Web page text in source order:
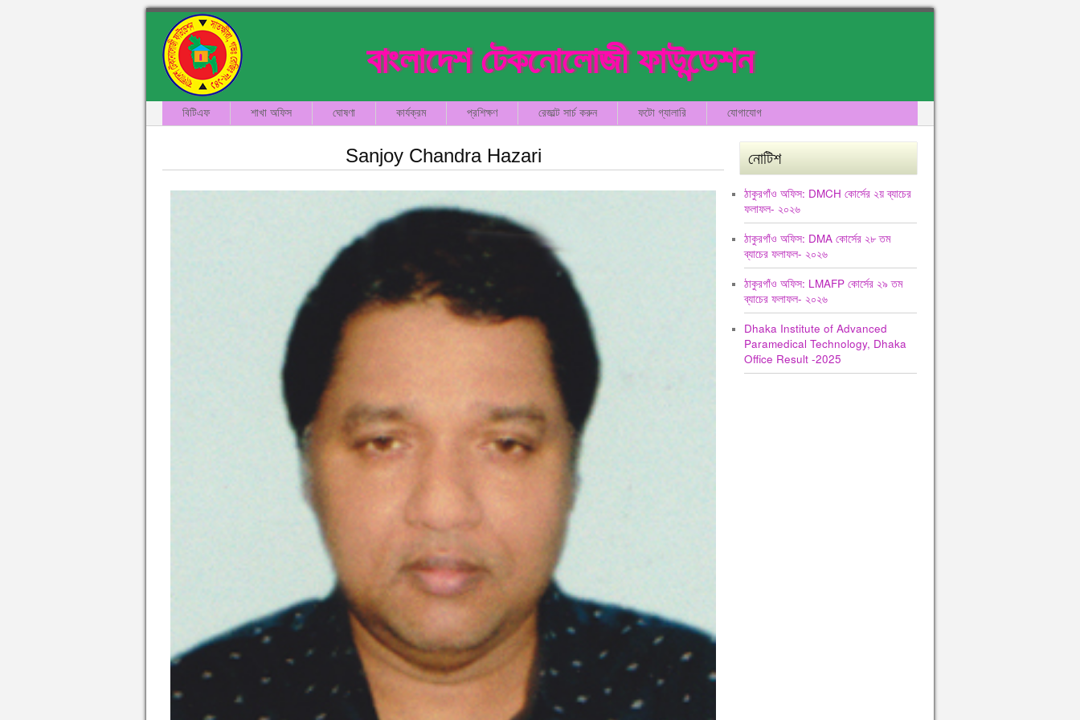
বাংলাদেশ টেকনোলোজী ফাউন্ডেশন
বিটিএফ শাখা অফিস ঘোষণা কার্যক্রম প্রশিক্ষণ রেজাল্ট সার্চ করুন ফটো গ্যালারি যোগাযোগ
Sanjoy Chandra Hazari নোটিশ
ঠাকুরগাঁও অফিস: DMCH কোর্সের ২য় ব্যাচের
ফলাফল- ২০২৬
ঠাকুরগাঁও অফিস: DMA কোর্সের ২৮ তম
ব্যাচের ফলাফল- ২০২৬
ঠাকুরগাঁও অফিস: LMAFP কোর্সের ২৯ তম
ব্যাচের ফলাফল- ২০২৬
Dhaka Institute of Advanced
Paramedical Technology, Dhaka
Office Result -2025